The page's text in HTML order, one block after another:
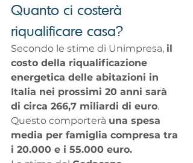
Quanto ci costerà
riqualificare casa?
Secondo le stime di Unimpresa, il
costo della riqualificazione
energetica delle abitazioni in
Italia nei prossimi 20 anni sarà
di circa 266,7 miliardi di euro.
Questo comporterà una spesa
media per famiglia compresa tra
i 20.000 e i 55.000 euro.